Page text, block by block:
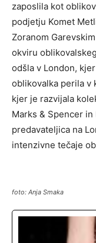
zaposlila kot
podjetju Komet
Zoranom
okviru
odšla v London,
oblikovalka perila v
kjer je razvijala
Marks & Spencer
predavateljica na
intenzivne tečaje
foto: Anja Smaka